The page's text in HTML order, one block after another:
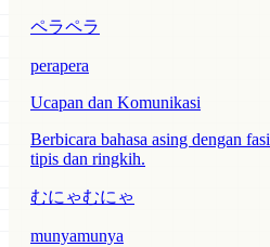
ペラペラ
perapera
Ucapan dan Komunikasi
Berbicara bahasa asing dengan
tipis dan ringkih.
むにゃむにゃ
munyamunya